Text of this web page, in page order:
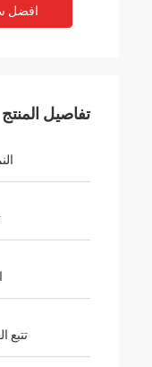
افضل
تفاصيل المنتج
تتبع